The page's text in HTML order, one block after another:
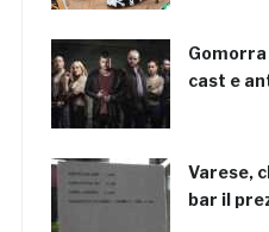
cast e
Varese,
bar il